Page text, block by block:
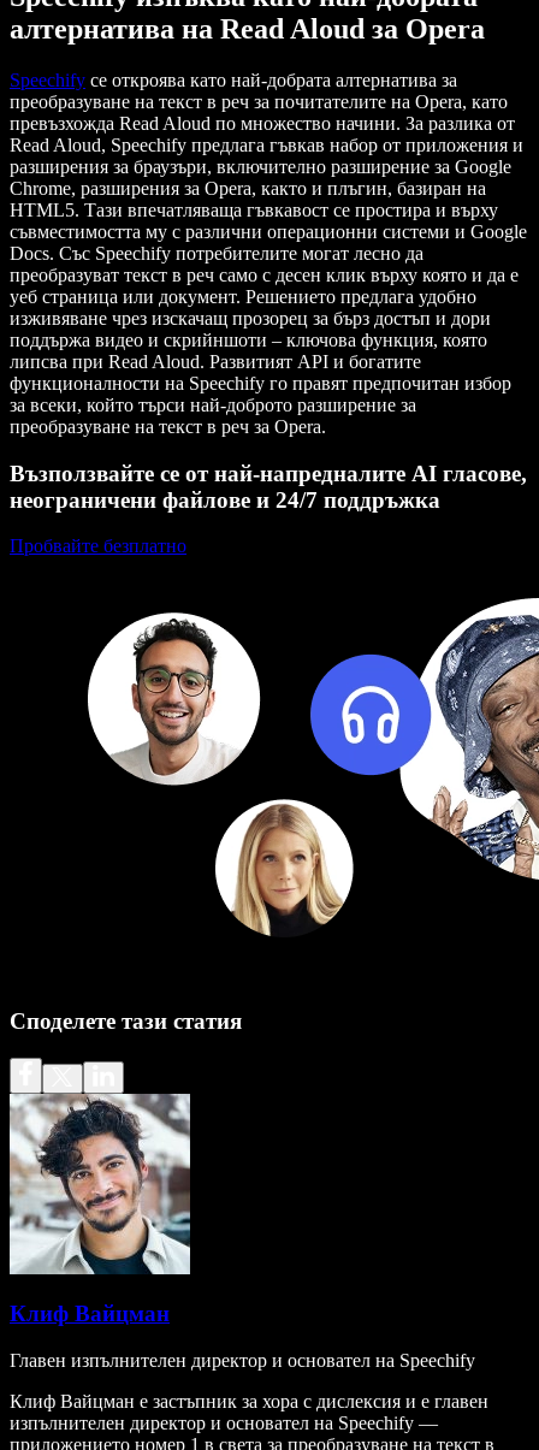
алтернатива на Read Aloud за Opera
Speechify се откроява като най-добрата алтернатива за
преобразуване на текст в реч за почитателите на Opera, като
превъзхожда Read Aloud по множество начини. За разлика от
Read Aloud, Speechify предлага гъвкав набор от приложения и
разширения за браузъри, включително разширение за Google
Chrome, разширения за Opera, както и плъгин, базиран на
HTML5. Тази впечатляваща гъвкавост се простира и върху
съвместимостта му с различни операционни системи и Google
Docs. Със Speechify потребителите могат лесно да
преобразуват текст в реч само с десен клик върху която и да е
уеб страница или документ. Решението предлага удобно
изживяване чрез изскачащ прозорец за бърз достъп и дори
поддържа видео и скрийншоти – ключова функция, която
липсва при Read Aloud. Развитият API и богатите
функционалности на Speechify го правят предпочитан избор
за всеки, който търси най-доброто разширение за
преобразуване на текст в реч за Opera.
Възползвайте се от най-напредналите AI гласове,
неограничени файлове и 24/7 поддръжка
Пробвайте безплатно
Споделете тази статия
Клиф Вайцман
Главен изпълнителен директор и основател на Speechify
Клиф Вайцман е застъпник за хора с дислексия и е главен
изпълнителен директор и основател на Speechify —
приложението номер 1 в света за преобразуване на текст в